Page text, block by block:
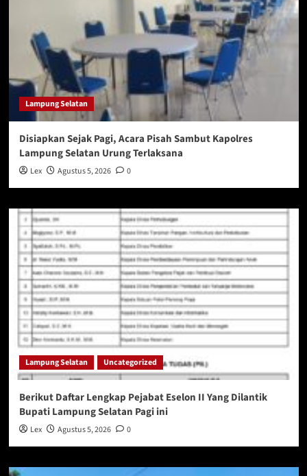
Lampung Selatan
Disiapkan Sejak Pagi, Acara Pisah Sambut Kapolres
Lampung Selatan Urung Terlaksana
Lex Agustus 5, 2026 0
Lampung Selatan Uncategorized
Berikut Daftar Lengkap Pejabat Eselon II Yang Dilantik
Bupati Lampung Selatan Pagi ini
Lex Agustus 5, 2026 0